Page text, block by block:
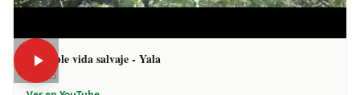
Increíble vida salvaje - Yala
1:25